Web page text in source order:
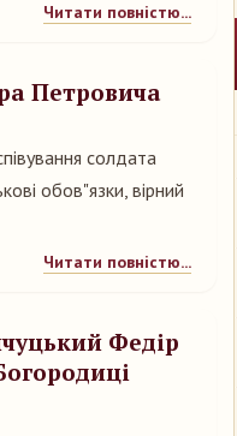
Читати повністю...
Петровича
солдата
обов"язки, вірний
Читати повністю...
Федір